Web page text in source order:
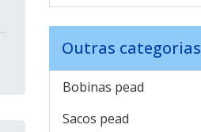
Outras categorias
Bobinas pead
Sacos pead